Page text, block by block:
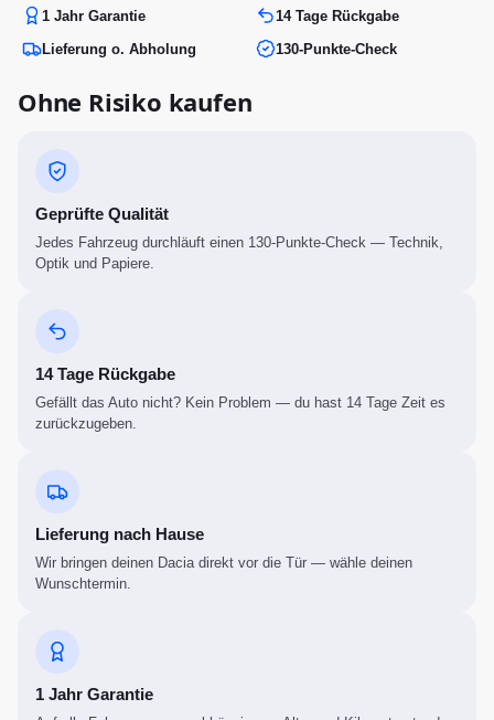
1 Jahr Garantie
14 Tage Rückgabe
Lieferung o. Abholung
130-Punkte-Check
Ohne Risiko kaufen
Geprüfte Qualität
Jedes Fahrzeug durchläuft einen 130-Punkte-Check — Technik,
Optik und Papiere.
14 Tage Rückgabe
Gefällt das Auto nicht? Kein Problem — du hast 14 Tage Zeit es
zurückzugeben.
Lieferung nach Hause
Wir bringen deinen Dacia direkt vor die Tür — wähle deinen
Wunschtermin.
1 Jahr Garantie